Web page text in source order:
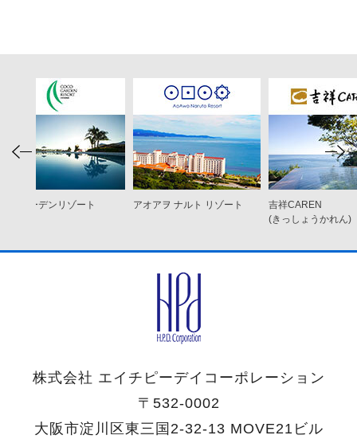
コ ガーデンリゾート
アオアヲ ナルト リゾート
吉祥CAREN
(きっしょうかれん)
株式会社 エイチピーデイコーポレーション
〒532-0002
大阪市淀川区東三国2-32-13 MOVE21ビル